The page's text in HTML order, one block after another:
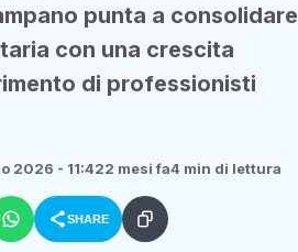
punta a consolidare
con una crescita
di professionisti
2026 - 11:422 mesi fa4 min di lettura
SHARE